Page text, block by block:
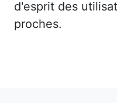
d'esprit des
proches.